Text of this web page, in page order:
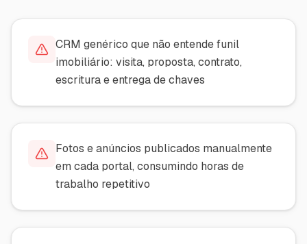
CRM genérico que não entende funil
imobiliário: visita, proposta, contrato,
escritura e entrega de chaves
Fotos e anúncios publicados manualmente
em cada portal, consumindo horas de
trabalho repetitivo